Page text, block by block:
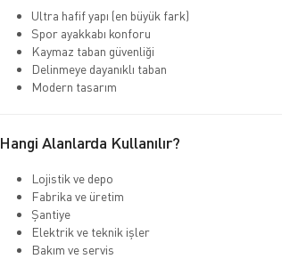
Ultra hafif yapı (en büyük fark)
Spor ayakkabı konforu
Kaymaz taban güvenliği
Delinmeye dayanıklı taban
Modern tasarım
Hangi Alanlarda Kullanılır?
Lojistik ve depo
Fabrika ve üretim
Şantiye
Elektrik ve teknik işler
Bakım ve servis